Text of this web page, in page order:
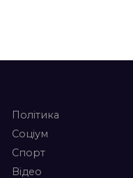
Політика
Соціум
Спорт
Відео